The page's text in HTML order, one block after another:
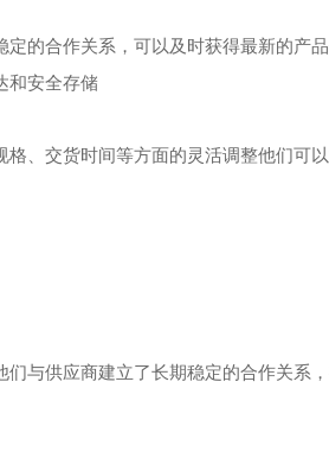
的合作关系，可以及时获得最新的产
和安全存储
、交货时间等方面的灵活调整他们可
与供应商建立了长期稳定的合作关系